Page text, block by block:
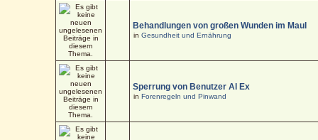
Behandlungen von großen Wunden im Maul
inGesundheit und Ernährung
Sperrung von Benutzer Al Ex
inForenregeln und Pinwand